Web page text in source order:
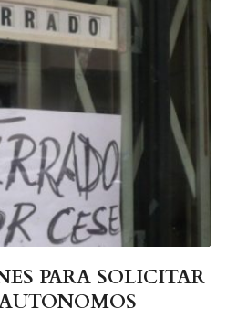
PARA SOLICITAR